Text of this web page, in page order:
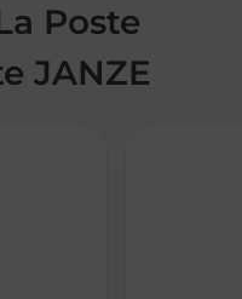
Poste
JANZE